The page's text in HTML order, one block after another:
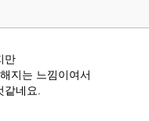
만
지는 느낌이여서
네요.